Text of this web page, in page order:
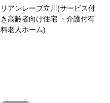
リアンレーブ立川(サービス付
き高齢者向け住宅 ・介護付有
料老人ホーム)